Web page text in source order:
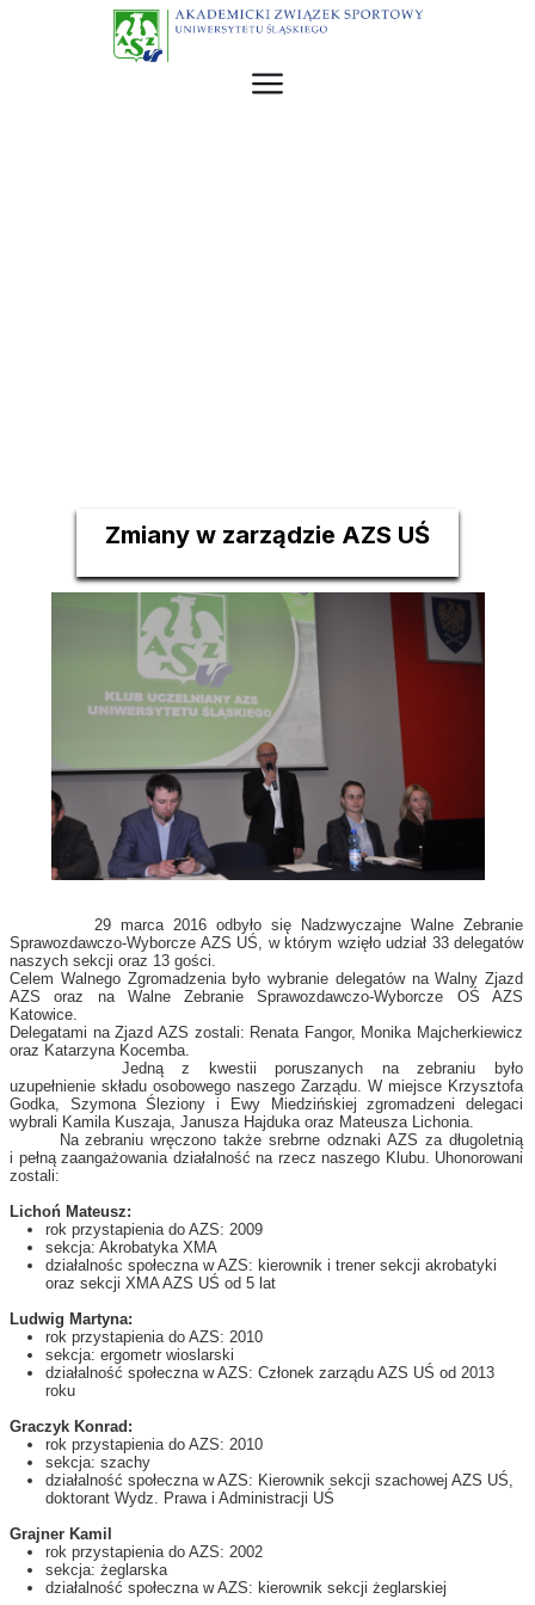
29 marca 2016 odbyło się Nadzwyczajne Walne Zebranie
Sprawozdawczo-Wyborcze AZS UŚ, w którym wzięło udział 33 delegatów
naszych sekcji oraz 13 gości.
Celem Walnego Zgromadzenia było wybranie delegatów na Walny Zjazd
AZS oraz na Walne Zebranie Sprawozdawczo-Wyborcze OŚ AZS
Katowice.
Delegatami na Zjazd AZS zostali: Renata Fangor, Monika Majcherkiewicz
oraz Katarzyna Kocemba.
Jedną z kwestii poruszanych na zebraniu było
uzupełnienie składu osobowego naszego Zarządu. W miejsce Krzysztofa
Godka, Szymona Śleziony i Ewy Miedzińskiej zgromadzeni delegaci
wybrali Kamila Kuszaja, Janusza Hajduka oraz Mateusza Lichonia.
Na zebraniu wręczono także srebrne odznaki AZS za długoletnią
i pełną zaangażowania działalność na rzecz naszego Klubu. Uhonorowani
zostali:
Lichoń Mateusz:
rok przystapienia do AZS: 2009
sekcja: Akrobatyka XMA
działalnośc społeczna w AZS: kierownik i trener sekcji akrobatyki
oraz sekcji XMA AZS UŚ od 5 lat
Ludwig Martyna:
rok przystapienia do AZS: 2010
sekcja: ergometr wioslarski
działalność społeczna w AZS: Członek zarządu AZS UŚ od 2013
roku
Graczyk Konrad:
rok przystapienia do AZS: 2010
sekcja: szachy
działalność społeczna w AZS: Kierownik sekcji szachowej AZS UŚ,
doktorant Wydz. Prawa i Administracji UŚ
Grajner Kamil
rok przystapienia do AZS: 2002
sekcja: żeglarska
działalność społeczna w AZS: kierownik sekcji żeglarskiej
Zmiany w zarządzie AZS UŚ